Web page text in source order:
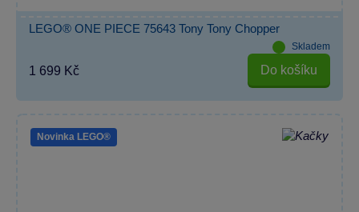
LEGO® ONE PIECE 75643 Tony Tony Chopper
Skladem
1 699 Kč Do košíku
Novinka LEGO®